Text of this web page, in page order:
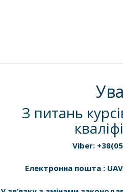
З питань
Viber:
Електронна пошта :